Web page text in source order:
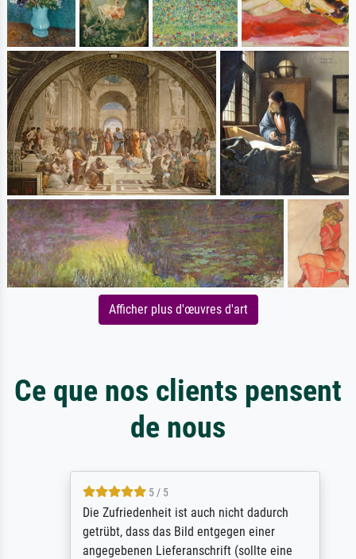
Afficher plus d'œuvres d'art
Ce que nos clients pensent
de nous
5 / 5
Die Zufriedenheit ist auch nicht dadurch
getrübt, dass das Bild entgegen einer
angegebenen Lieferanschrift (sollte eine